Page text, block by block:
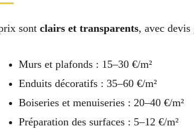
sont clairs et transparents, avec
Murs et plafonds : 15–30 €/m²
Enduits décoratifs : 35–60 €/m²
Boiseries et menuiseries : 20–40 €/m²
Préparation des surfaces : 5–12 €/m²